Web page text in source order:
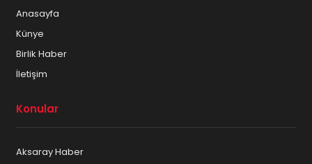
Anasayfa
Künye
Birlik Haber
İletişim
Konular
Aksaray Haber